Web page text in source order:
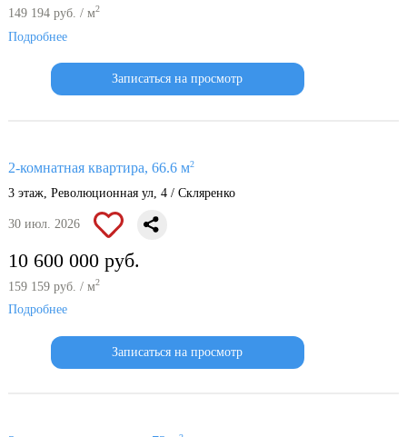
149 194 руб. / м2
Подробнее
Записаться на просмотр
2-комнатная квартира, 66.6 м2
3 этаж, Революционная ул, 4 / Скляренко
30 июл. 2026
10 600 000 руб.
159 159 руб. / м2
Подробнее
Записаться на просмотр